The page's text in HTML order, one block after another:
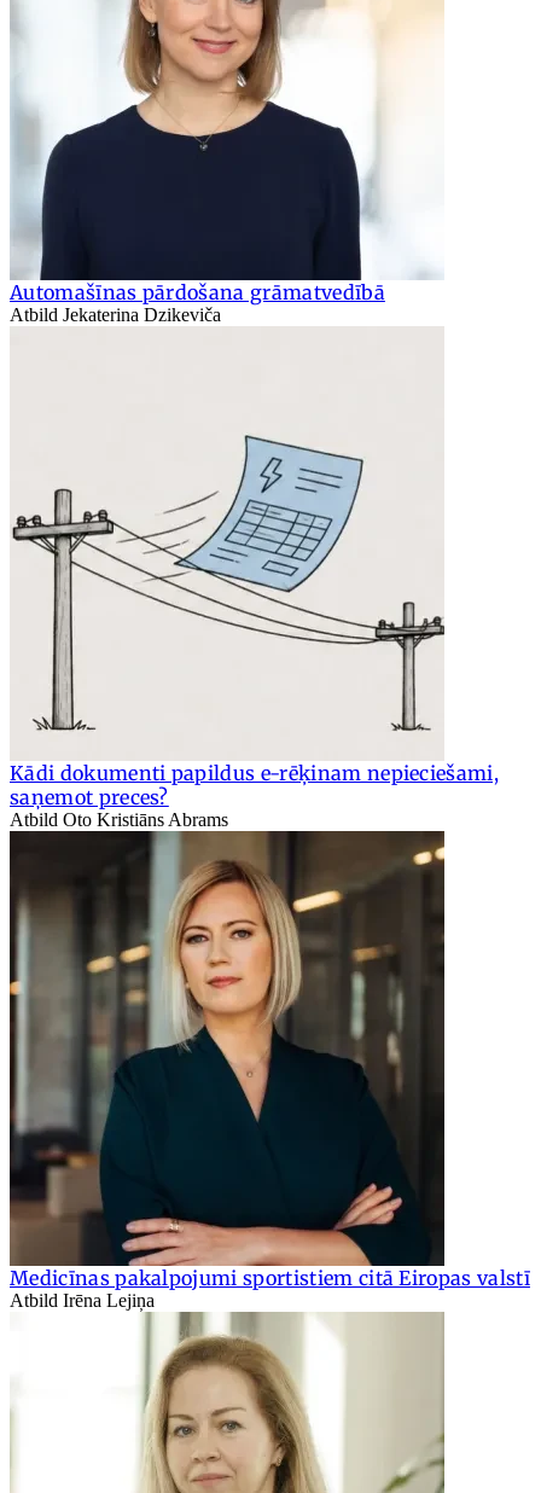
Automašīnas pārdošana grāmatvedībā
Atbild Jekaterina Dzikeviča
Kādi dokumenti papildus e-rēķinam nepieciešami,
saņemot preces?
Atbild Oto Kristiāns Abrams
Medicīnas pakalpojumi sportistiem citā Eiropas valstī
Atbild Irēna Lejiņa